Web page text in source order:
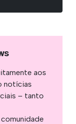
aos
notícias
– tanto